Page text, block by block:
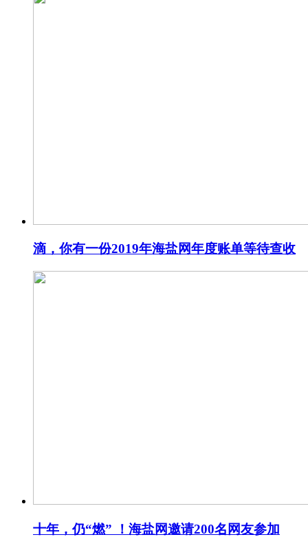
滴，你有一份2019年海盐网年度账单等待查收
十年，仍“燃” ！海盐网邀请200名网友参加